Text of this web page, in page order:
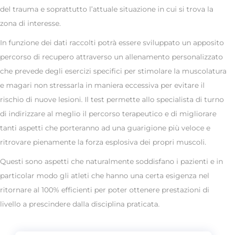
del trauma e soprattutto l’attuale situazione in cui si trova la
zona di interesse.
In funzione dei dati raccolti potrà essere sviluppato un apposito
percorso di recupero attraverso un allenamento personalizzato
che prevede degli esercizi specifici per stimolare la muscolatura
e magari non stressarla in maniera eccessiva per evitare il
rischio di nuove lesioni. Il test permette allo specialista di turno
di indirizzare al meglio il percorso terapeutico e di migliorare
tanti aspetti che porteranno ad una guarigione più veloce e
ritrovare pienamente la forza esplosiva dei propri muscoli.
Questi sono aspetti che naturalmente soddisfano i pazienti e in
particolar modo gli atleti che hanno una certa esigenza nel
ritornare al 100% efficienti per poter ottenere prestazioni di
livello a prescindere dalla disciplina praticata.